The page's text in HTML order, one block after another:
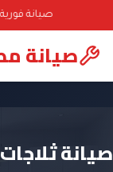
صيانة فورية —
صيانة
صيانة